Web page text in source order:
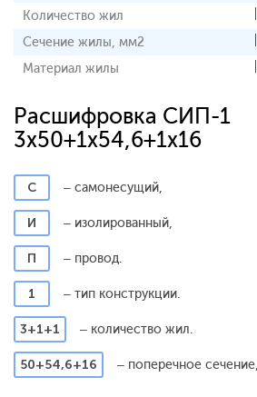
Количество жил
Сечение жилы, мм2
Материал жилы
Расшифровка СИП-1
3x50+1x54,6+1x16
С – самонесущий,
И – изолированный,
П – провод.
1 – тип конструкции.
3+1+1 – количество жил.
50+54,6+16 – поперечное